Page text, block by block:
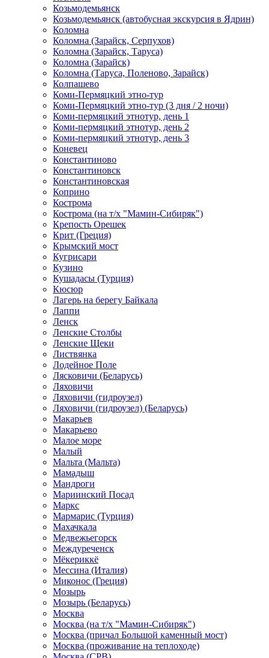
Козьмодемьянск
Козьмодемьянск (автобусная экскурсия в Ядрин)
Коломна
Коломна (Зарайск, Серпухов)
Коломна (Зарайск, Таруса)
Коломна (Зарайск)
Коломна (Таруса, Поленово, Зарайск)
Колпашево
Коми-Пермяцкий этно-тур
Коми-Пермяцкий этно-тур (3 дня / 2 ночи)
Коми-пермяцкий этнотур, день 1
Коми-пермяцкий этнотур, день 2
Коми-пермяцкий этнотур, день 3
Коневец
Константиново
Константиновск
Константиновская
Коприно
Кострома
Кострома (на т/х "Мамин-Сибиряк")
Крепость Орешек
Крит (Греция)
Крымский мост
Кугрисари
Кузино
Кушадасы (Турция)
Кюсюр
Лагерь на берегу Байкала
Лаппи
Ленск
Ленские Столбы
Ленские Щеки
Листвянка
Лодейное Поле
Лясковичи (Беларусь)
Ляховичи
Ляховичи (гидроузел)
Ляховичи (гидроузел) (Беларусь)
Макарьев
Макарьево
Малое море
Малый
Мальта (Мальта)
Мамадыш
Мандроги
Мариинский Посад
Маркс
Мармарис (Турция)
Махачкала
Медвежьегорск
Междуреченск
Мёкериккё
Мессина (Италия)
Миконос (Греция)
Мозырь
Мозырь (Беларусь)
Москва
Москва (на т/х "Мамин-Сибиряк")
Москва (причал Большой каменный мост)
Москва (проживание на теплоходе)